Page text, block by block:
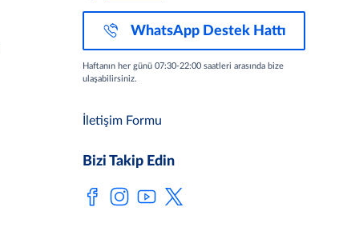
WhatsApp Destek Hattı
Haftanın her günü 07:30-22:00 saatleri arasında bize
ulaşabilirsiniz.
İletişim Formu
Bizi Takip Edin